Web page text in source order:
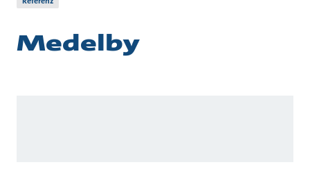
Medelby